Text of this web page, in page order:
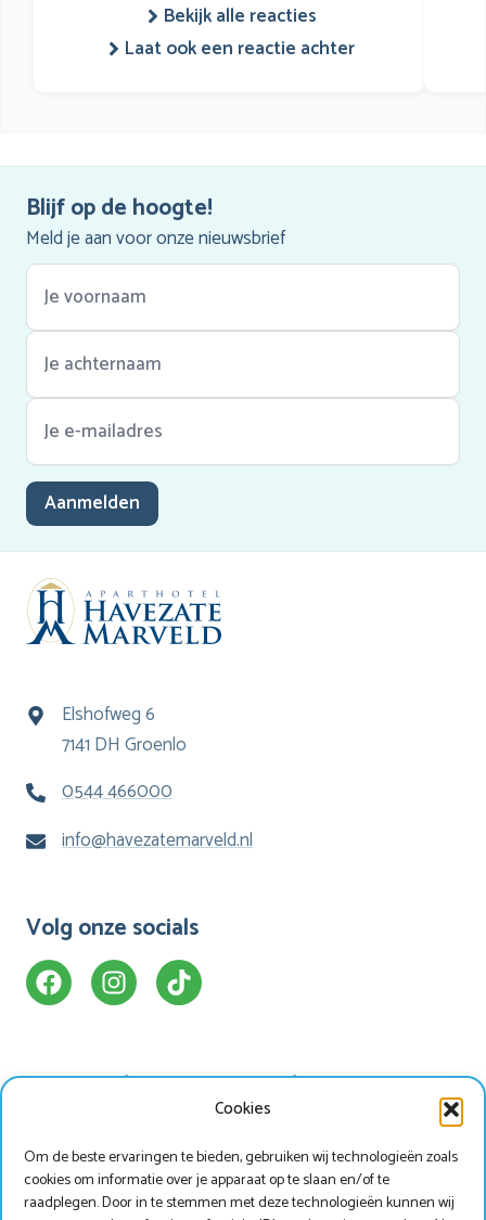
Cookies
Om de beste ervaringen te bieden, gebruiken wij technologieën zoals
cookies om informatie over je apparaat op te slaan en/of te
raadplegen. Door in te stemmen met deze technologieën kunnen wij
Bekijk alle reacties
Laat ook een reactie achter
Blijf op de hoogte!
Meld je aan voor onze nieuwsbrief
Aanmelden
Elshofweg 6
7141 DH Groenlo
0544 466000
info@havezatemarveld.nl
Volg onze socials
Ons Hotel
Bungalows
Torenkamer
Handige info
Omgeving
Contact